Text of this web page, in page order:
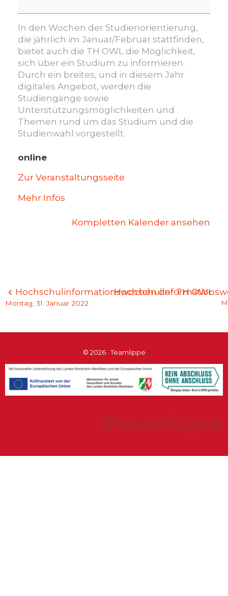
OWL
In den Wochen der Studienorientierung,
die jährlich im Januar/Februar stattfinden,
bietet auch die TH OWL die Möglichkeit,
sich über ein Studium zu informieren.
Durch ein breites, und in diesem Jahr
digitales Angebot, werden die
Studiengänge sowie
Unterstützungsmöglichkeiten und
Themen rund um das Studium und die
Studienwahl vorgestellt.
online
Zur Veranstaltungsseite
Mehr Infos
Kompletten Kalender ansehen
Beitragsnavigation
Hochschulinformationswochen der TH OWL
Montag, 31. Januar 2022
© 2026 · Teamlippe
#teamlippe